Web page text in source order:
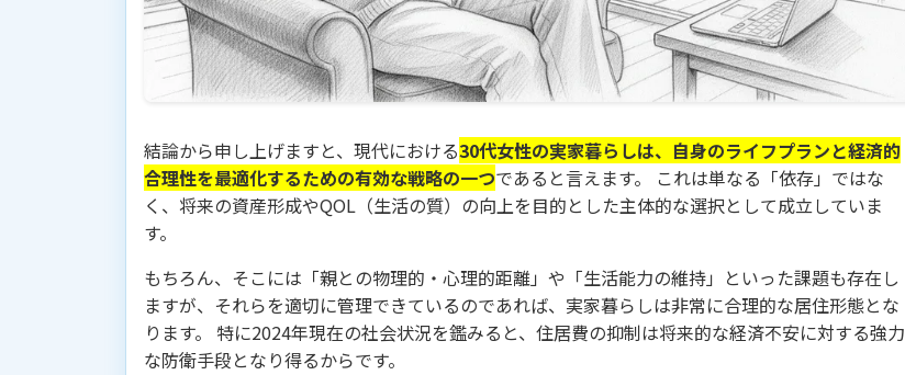
結論から申し上げますと、現代における30代女性の実家暮らしは、自身のライフプランと経済的
合理性を最適化するための有効な戦略の一つであると言えます。 これは単なる「依存」ではな
く、将来の資産形成やQOL（生活の質）の向上を目的とした主体的な選択として成立していま
す。
もちろん、そこには「親との物理的・心理的距離」や「生活能力の維持」といった課題も存在し
ますが、それらを適切に管理できているのであれば、実家暮らしは非常に合理的な居住形態とな
ります。 特に2024年現在の社会状況を鑑みると、住居費の抑制は将来的な経済不安に対する強力
な防衛手段となり得るからです。